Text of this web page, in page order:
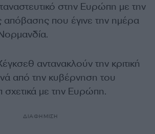
στην Ευρώπη με την
απόβασης που έγινε την ημέρα
αντανακλούν την κριτική
από την κυβέρνηση του
σχετικά με την Ευρώπη.
ΔΙΑΦΗΜΙΣΗ